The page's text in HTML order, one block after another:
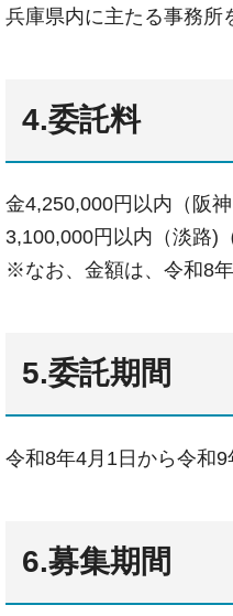
兵庫県内に主たる事務所
4.委託料
金4,250,000円以内（阪
3,100,000円以内（淡路)
※なお、金額は、令和8
5.委託期間
令和8年4月1日から令和
6.募集期間